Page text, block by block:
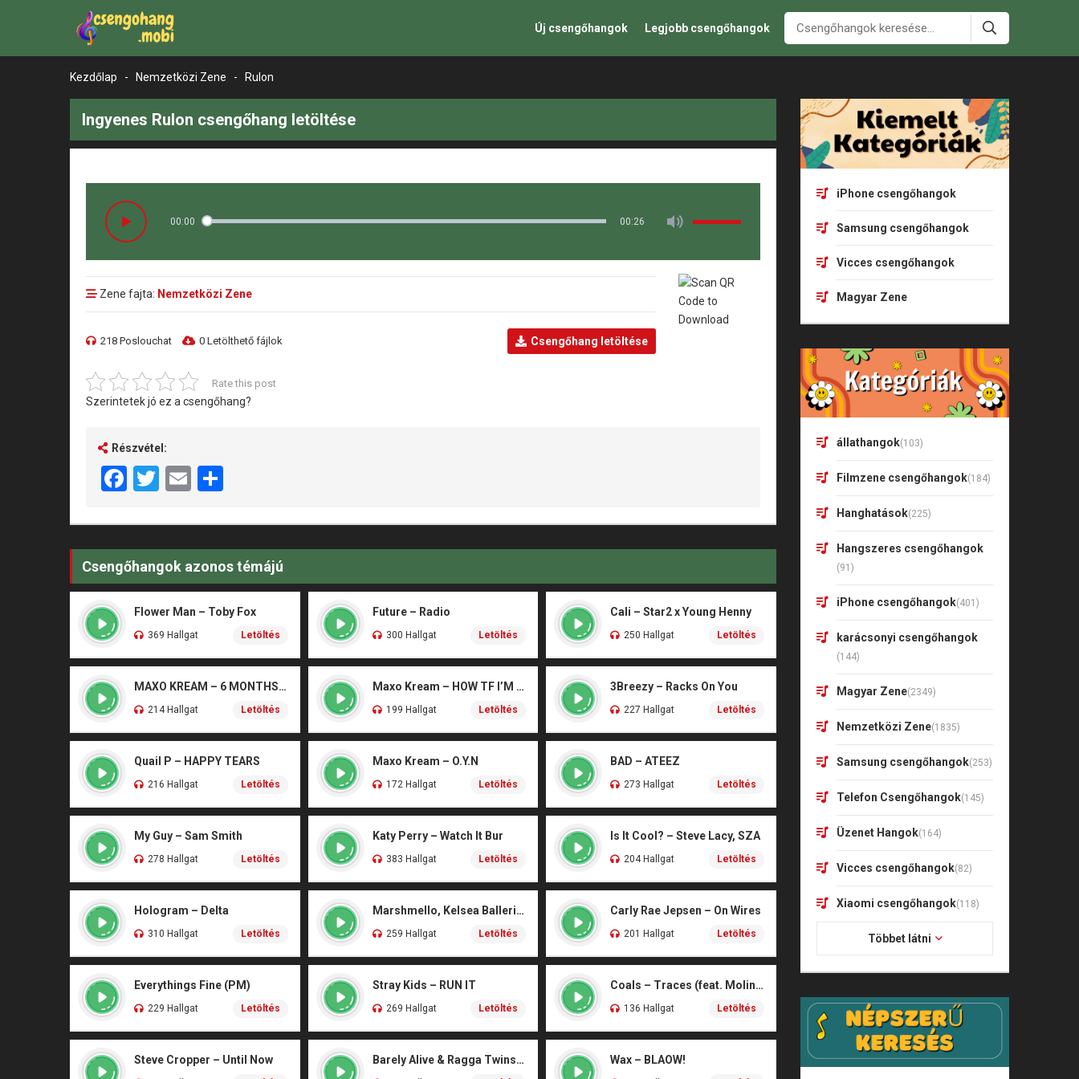
Új csengőhangok Legjobb csengőhangok
Kezdőlap - Nemzetközi Zene - Rulon
Ingyenes Rulon csengőhang letöltése
00:00 00:26
Zene fajta: Nemzetközi Zene
218 Poslouchat 0 Letölthető fájlok Csengőhang letöltése
Rate this post
Szerintetek jó ez a csengőhang?
Részvétel:
Facebook
Twitter
Email
Csengőhangok azonos témájú
Flower Man – Toby Fox
369 Hallgat Letöltés
Future – Radio
300 Hallgat Letöltés
Cali – Star2 x Young Henny
250 Hallgat Letöltés
MAXO KREAM – 6 MONTHS CLEAN
214 Hallgat Letöltés
Maxo Kream – HOW TF I’M LUCKY
199 Hallgat Letöltés
3Breezy – Racks On You
227 Hallgat Letöltés
Quail P – HAPPY TEARS
216 Hallgat Letöltés
Maxo Kream – O.Y.N
172 Hallgat Letöltés
BAD – ATEEZ
273 Hallgat Letöltés
My Guy – Sam Smith
278 Hallgat Letöltés
Katy Perry – Watch It Bur
383 Hallgat Letöltés
Is It Cool? – Steve Lacy, SZA
204 Hallgat Letöltés
Hologram – Delta
310 Hallgat Letöltés
Marshmello, Kelsea Ballerini – Another Drink
259 Hallgat Letöltés
Carly Rae Jepsen – On Wires
201 Hallgat Letöltés
Everythings Fine (PM)
229 Hallgat Letöltés
Stray Kids – RUN IT
269 Hallgat Letöltés
Coals – Traces (feat. Molina)
136 Hallgat Letöltés
Steve Cropper – Until Now Barely Alive & Ragga Twins – We Set It Wax – BLAOW!
iPhone csengőhangok
Samsung csengőhangok
Vicces csengőhangok
Magyar Zene
állathangok(103)
Filmzene csengőhangok(184)
Hanghatások(225)
Hangszeres csengőhangok
(91)
iPhone csengőhangok(401)
karácsonyi csengőhangok
(144)
Magyar Zene(2349)
Nemzetközi Zene(1835)
Samsung csengőhangok(253)
Telefon Csengőhangok(145)
Üzenet Hangok(164)
Vicces csengőhangok(82)
Xiaomi csengőhangok(118)
Többet látni